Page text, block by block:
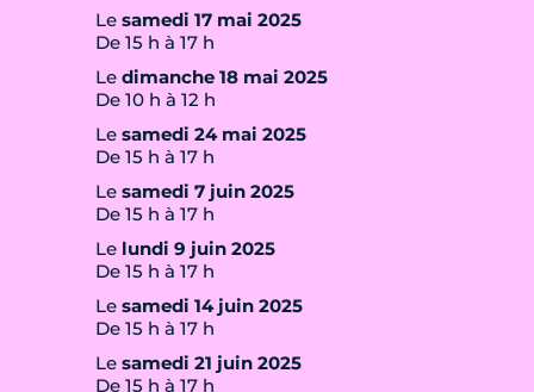
Le samedi 17 mai 2025
De 15 h à 17 h
Le dimanche 18 mai 2025
De 10 h à 12 h
Le samedi 24 mai 2025
De 15 h à 17 h
Le samedi 7 juin 2025
De 15 h à 17 h
Le lundi 9 juin 2025
De 15 h à 17 h
Le samedi 14 juin 2025
De 15 h à 17 h
Le samedi 21 juin 2025
De 15 h à 17 h